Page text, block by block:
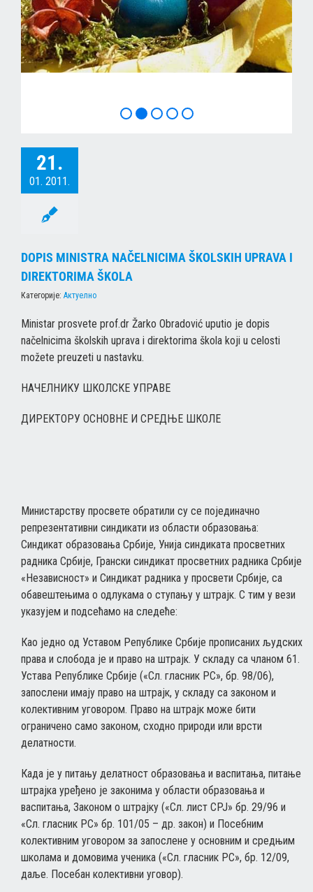
21.
01. 2011.
DOPIS MINISTRA NAČELNICIMA ŠKOLSKIH UPRAVA I
DIREKTORIMA ŠKOLA
Категорије: Актуелно
Ministar prosvete prof.dr Žarko Obradović uputio je dopis
načelnicima školskih uprava i direktorima škola koji u celosti
možete preuzeti u nastavku.
НАЧЕЛНИКУ ШКОЛСКЕ УПРАВЕ
ДИРЕКТОРУ OСНОВНЕ И СРЕДЊЕ ШКОЛЕ
Министарству просвете обратили су се појединачно
репрезентативни синдикати из области образовања:
Синдикат образовања Србије, Унија синдиката просветних
радника Србије, Грански синдикат просветних радника Србије
«Независност» и Синдикат радника у просвети Србије, са
обавештењима о одлукама о ступању у штрајк. С тим у вези
указујем и подсећамо на следеће:
Као једно од Уставом Републике Србије прописаних људских
права и слобода је и право на штрајк. У складу са чланом 61.
Устава Републике Србије («Сл. гласник РС», бр. 98/06),
запослени имају право на штрајк, у складу са законом и
колективним уговором. Право на штрајк може бити
ограничено само законом, сходно природи или врсти
делатности.
Када је у питању делатност образовања и васпитања, питање
штрајка уређено је законима у области образовања и
васпитања, Законом о штрајку («Сл. лист СРЈ» бр. 29/96 и
«Сл. гласник РС» бр. 101/05 – др. закон) и Посебним
колективним уговором за запослене у основним и средњим
школама и домовима ученика («Сл. гласник РС», бр. 12/09,
даље. Посебан колективни уговор).